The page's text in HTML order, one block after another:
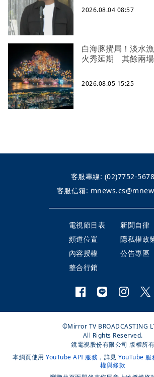
2026.08.04 08:57
白海豚攪局！淡水
火秀延期 其餘兩
2026.08.05 15:25
客服專線: (02)7752-5678
客服信箱:
電視節目表
新聞自律
頻道位置
隱私權政
內容授權
公告專區
整合行銷
©Mirror TV BROADCASTING
All Rights Reserved.
鏡電視股份有限公司 版權所有
本網頁使用 YouTube API 服務 ，詳見 YouTube 服
權與條款